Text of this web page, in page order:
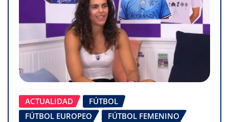
ACTUALIDAD
FÚTBOL
FÚTBOL EUROPEO
FÚTBOL FEMENINO